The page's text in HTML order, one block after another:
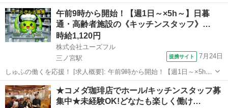
※お客様に提供する食事の簡単な調理 ※盛り付け業務 ※食器洗
浄 ※食材の発注など ※提供食事数:35人分 ※1日の作業人数:2人
◆従事すべき業務...
兵庫 尼崎市 その他
午前9時から開始！【週1日～×5h～】日暮
通・高齢者施設の《キッチンスタッフ》…
時給1,120円
株式会社ユーズフル
三ノ宮駅
提携サイト 7月24日
しゅふの働くを応援！ [求人概要]: 午前9時から開始！【週1日～×5h
～】日暮通・高齢者施設の《キッチンスタッフ》を募集☆調理師免許
不要◎家事スキルを活かせます◎ [職種名]: 盛付・配膳・洗浄などの厨
房業務 [勤務...
兵庫 神戸市 三ノ宮駅 その他
★コメダ珈琲店でホール/キッチンスタッフ募
集中★未経験OK!どなたも楽しく働け…